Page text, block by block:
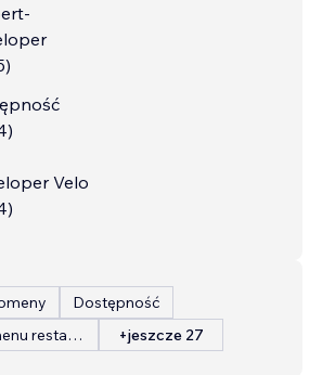
)
)
Velo
)
Dostępność
Konfiguracja menu restauracji
+jeszcze 27